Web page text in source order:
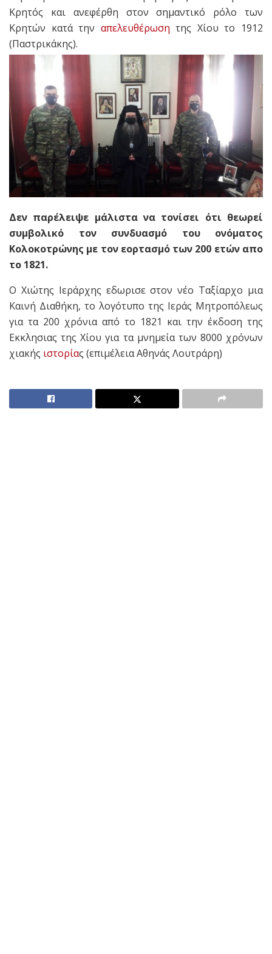
Κρητός και ανεφέρθη στον σημαντικό ρόλο των
Κρητών κατά την απελευθέρωση της Χίου το 1912
(Παστρικάκης).
Δεν παρέλειψε μάλιστα να τονίσει ότι θεωρεί
συμβολικό τον συνδυασμό του ονόματος
Κολοκοτρώνης με τον εορτασμό των 200 ετών απο
το 1821.
Ο Χιώτης Ιεράρχης εδωρισε στον νέο Ταξίαρχο μια
Καινή Διαθήκη, το λογότυπο της Ιεράς Μητροπόλεως
για τα 200 χρόνια από το 1821 και την έκδοση της
Εκκλησιας της Χίου για τα μνημεία των 8000 χρόνων
χιακής ιστορίας (επιμέλεια Αθηνάς Λουτράρη)